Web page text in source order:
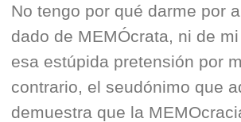
No tengo por qué darme por
dado de MEMÓcrata, ni de
esa estúpida pretensión por
contrario, el seudónimo que
demuestra que la